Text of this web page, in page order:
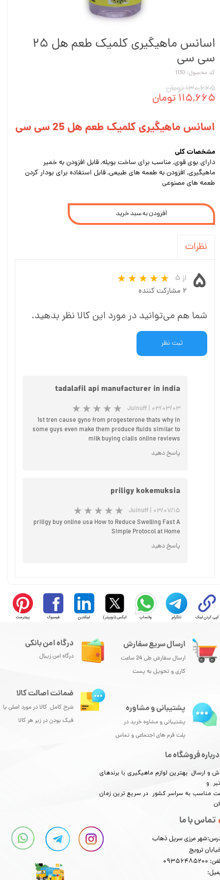
اسانس ماهیگیری کلمیک طعم هل ۲۵
سی سی
کد محصول: 1130
۱۳۰,۶۶۵ تومان
۱۱۵,۶۶۵ تومان
اسانس ماهیگیری کلمیک طعم هل 25 سی سی
مشخصات کلی
دارای بوی قوی, مناسب برای ساخت بویله, قابل افزودن به خمیر
ماهیگیری, افزودن به طعمه های طبیعی, قابل استفاده برای بودار کردن
طعمه های مصنوعی
افزودن به سبد خرید
نظرات
۵ از ۵
★
۲ مشارکت کننده
شما هم می‌توانید در مورد این کالا نظر بدهید.
ثبت نظر
tadalafil api manufacturer in india
Juinuff | ۰۳/۰۳/۰۳
★★★
1st tren cause gyno from progesterone thats why in
some guys even make them produce fluids similar to
milk buying cialis online reviews
پاسخ دهید
priligy kokemuksia
Juinuff | ۰۳/۰۷/۱۵
priligy buy online usa How to Reduce Swelling Fast A
Simple Protocol at Home
پاسخ دهید
کپی کردن لینک تلگرام واتساپ ایکس (توییتر) لینکدین فیسبوک پینترست
ارسال سریع سفارش
ارسال سفارش طی 24 ساعت
کاری و تحویل به پست
درباره فروشگاه ما
و ارسال بهترین لوازم ماهیگیری با برندهای
و
مناسب به سراسر کشور در سریع ترین زمان
تماس با ما
مرزی سرپل ذهاب
ترویج
درگاه امن بانکی
درگاه امن زیبال
پشتیبانی و مشاوره
پشتیبانی و مشاوه خرید در
پلت فرم های اجتماعی و تماس
ضمانت اصالت کالا
شرح کامل کالا در مورد اصلی یا
فیک بودن در زیر هر کالا